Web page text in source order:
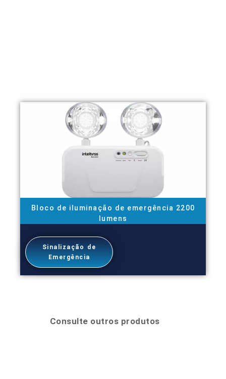
Bloco de iluminação de emergência 2200
lumens
Sinalização de
Emergência
Consulte outros produtos